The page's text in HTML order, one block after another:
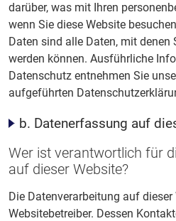
darüber, was mit Ihren
wenn Sie diese Website
Daten sind alle Daten, mit
werden können. Ausführliche
Datenschutz entnehmen Sie
aufgeführten
b. Datenerfassung auf
Wer ist verantwortlich für
auf dieser Website?
Die Datenverarbeitung auf
Websitebetreiber. Dessen